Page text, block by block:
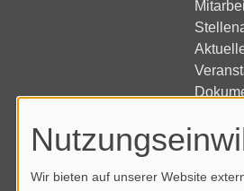
Wir bieten auf unserer Website